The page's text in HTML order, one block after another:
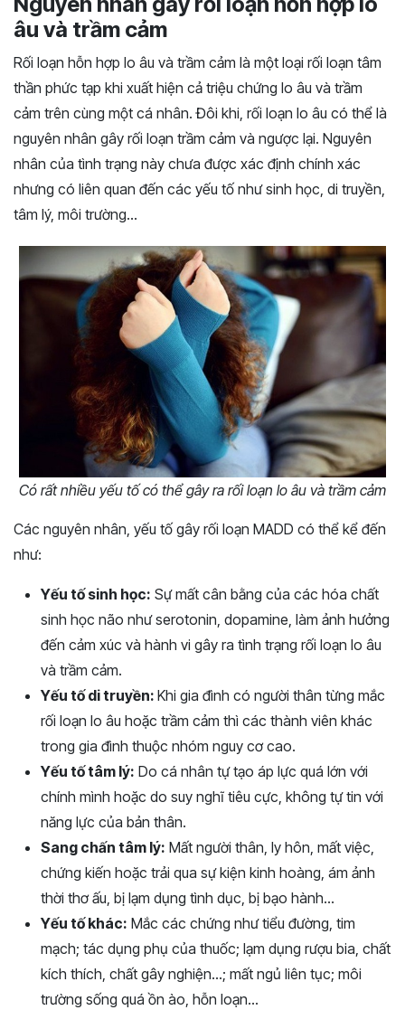
âu và trầm cảm
Rối loạn hỗn hợp lo âu và trầm cảm là một loại rối loạn tâm
thần phức tạp khi xuất hiện cả triệu chứng lo âu và trầm
cảm trên cùng một cá nhân. Đôi khi, rối loạn lo âu có thể là
nguyên nhân gây rối loạn trầm cảm và ngược lại. Nguyên
nhân của tình trạng này chưa được xác định chính xác
nhưng có liên quan đến các yếu tố như sinh học, di truyền,
tâm lý, môi trường…
Có rất nhiều yếu tố có thể gây ra rối loạn lo âu và trầm cảm
Các nguyên nhân, yếu tố gây rối loạn MADD có thể kể đến
như:
Yếu tố sinh học: Sự mất cân bằng của các hóa chất
sinh học não như serotonin, dopamine, làm ảnh hưởng
đến cảm xúc và hành vi gây ra tình trạng rối loạn lo âu
và trầm cảm.
Yếu tố di truyền: Khi gia đình có người thân từng mắc
rối loạn lo âu hoặc trầm cảm thì các thành viên khác
trong gia đình thuộc nhóm nguy cơ cao.
Yếu tố tâm lý: Do cá nhân tự tạo áp lực quá lớn với
chính mình hoặc do suy nghĩ tiêu cực, không tự tin với
năng lực của bản thân.
Sang chấn tâm lý: Mất người thân, ly hôn, mất việc,
chứng kiến hoặc trải qua sự kiện kinh hoàng, ám ảnh
thời thơ ấu, bị lạm dụng tình dục, bị bạo hành…
Yếu tố khác: Mắc các chứng như tiểu đường, tim
mạch; tác dụng phụ của thuốc; lạm dụng rượu bia, chất
kích thích, chất gây nghiện…; mất ngủ liên tục; môi
trường sống quá ồn ào, hỗn loạn…